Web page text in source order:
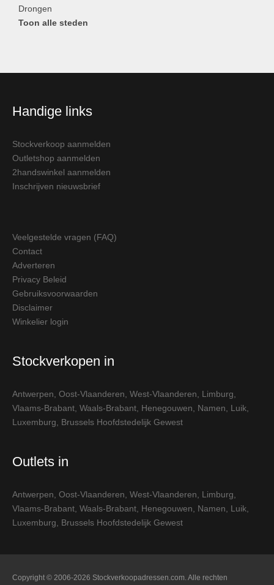
Drongen
Toon alle steden
Handige links
Stockverkoop aanmelden
Outletshop aanmelden
2handswinkel aanmelden
Inschrijven nieuwsbrief
Veelgestelde vragen (FAQ)
Contact
Adverteren
Privacy Beleid
Gebruiksvoorwaarden
Disclaimer
Winkelier login
Stockverkopen in
Antwerpen Oost-Vlaanderen West-Vlaanderen Limburg
Vlaams-Brabant Waals-Brabant Henegouwen Namen Luik
Luxemburg
Brussels Hoofdstedelijk Gewest
Outlets in
Antwerpen Oost-Vlaanderen West-Vlaanderen Limburg
Vlaams-Brabant Waals-Brabant Henegouwen Namen Luik
Luxemburg
Brussels Hoofdstedelijk Gewest
Copyright © 2006-2026 Stockverkoopadressen.com. Alle rechten